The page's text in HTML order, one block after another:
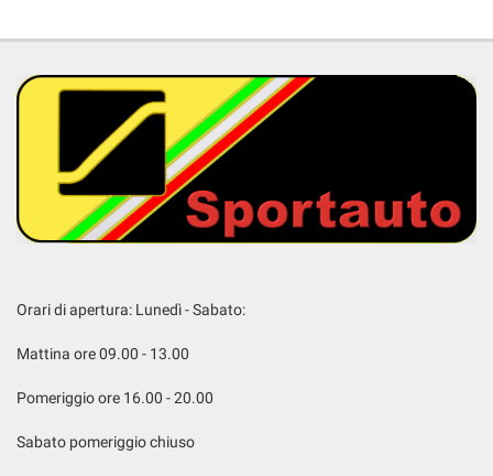
Orari di apertura: Lunedì - Sabato:
Mattina ore 09.00 - 13.00
Pomeriggio ore 16.00 - 20.00
Sabato pomeriggio chiuso